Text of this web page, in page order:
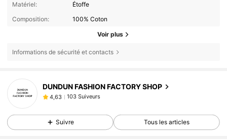
Matériel:
Étoffe
Composition:
100% Coton
Voir plus
Informations de sécurité et contacts
DUNDUN FASHION FACTORY SHOP
4,63
103 Suiveurs
F***s est en train de naviguer
Suivre Tous les articles